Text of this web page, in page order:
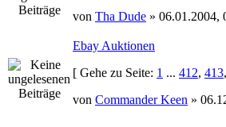
von Tha Dude » 06.01.2004,
Ebay Auktionen
[ Gehe zu Seite: 1 ... 412, 413,
von Commander Keen »